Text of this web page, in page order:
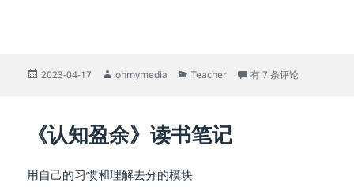
发
2023-04-17
作
ohmymedia
分
Teacher SM2023-10周资料及任
有 7 条评论
《认知盈余》读书笔记
用自己的习惯和理解去分的模块